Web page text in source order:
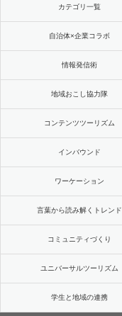
カテゴリ一覧
自治体×企業コラボ
情報発信術
地域おこし協力隊
コンテンツツーリズム
インバウンド
ワーケーション
言葉から読み解くトレンド
コミュニティづくり
ユニバーサルツーリズム
学生と地域の連携